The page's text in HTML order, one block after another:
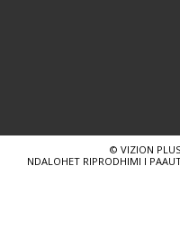
© VIZION
NDALOHET RIPRODHIMI I